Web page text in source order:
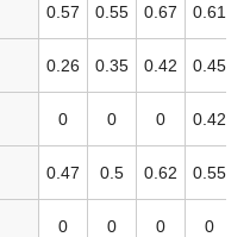
0.57 0.55 0.67 0.61
0.26 0.35 0.42 0.45
0 0 0 0.42
0.47 0.5 0.62 0.55
0 0 0 0